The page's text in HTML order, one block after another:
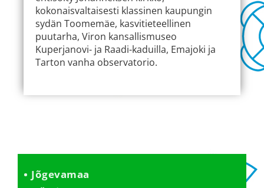
kokonaisvaltaisesti klassinen kaupungin
sydän Toomemäe, kasvitieteellinen
puutarha, Viron kansallismuseo
Kuperjanovi- ja Raadi-kaduilla, Emajoki ja
Tarton vanha observatorio.
Jõgevamaa